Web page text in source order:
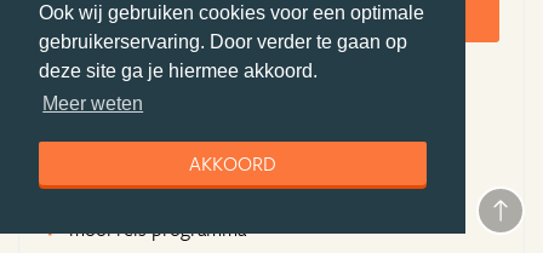
Ook wij gebruiken cookies voor een optimale
gebruikerservaring. Door verder te gaan op
deze site ga je hiermee akkoord.
Meer weten
AKKOORD
Alice van Kempen
Pluspunten Djoser
uitstekende gidsen
prima accommodaties
mooi reis programma